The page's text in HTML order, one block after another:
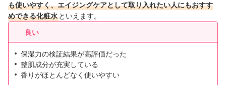
も使いやすく、エイジングケアとして取り入れたい人にもおすす
めできる化粧水 といえます。
良い
保湿力の検証結果が高評価だった
整肌成分が充実している
香りがほとんどなく使いやすい